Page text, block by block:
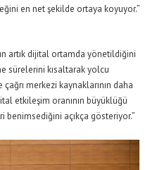
en net şekilde ortaya koyuyor.”
artık dijital ortamda yönetildiğini
sürelerini kısaltarak yolcu
merkezi kaynaklarının daha
etkileşim oranının büyüklüğü
benimsediğini açıkça gösteriyor.”